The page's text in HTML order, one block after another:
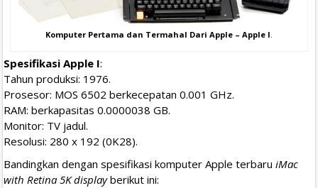
Komputer Pertama dan Termahal Dari Apple – Apple I.
Spesifikasi Apple I:
Tahun produksi: 1976.
Prosesor: MOS 6502 berkecepatan 0.001 GHz.
RAM: berkapasitas 0.0000038 GB.
Monitor: TV jadul.
Resolusi: 280 x 192 (0K28).
Bandingkan dengan spesifikasi komputer Apple terbaru iMac
with Retina 5K displayberikut ini: